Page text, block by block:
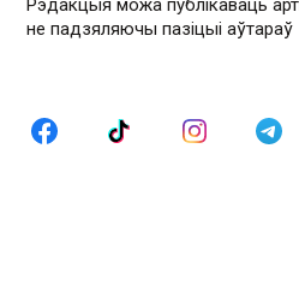
Рэдакцыя можа публікаваць
не падзяляючы пазіцыі аўтараў